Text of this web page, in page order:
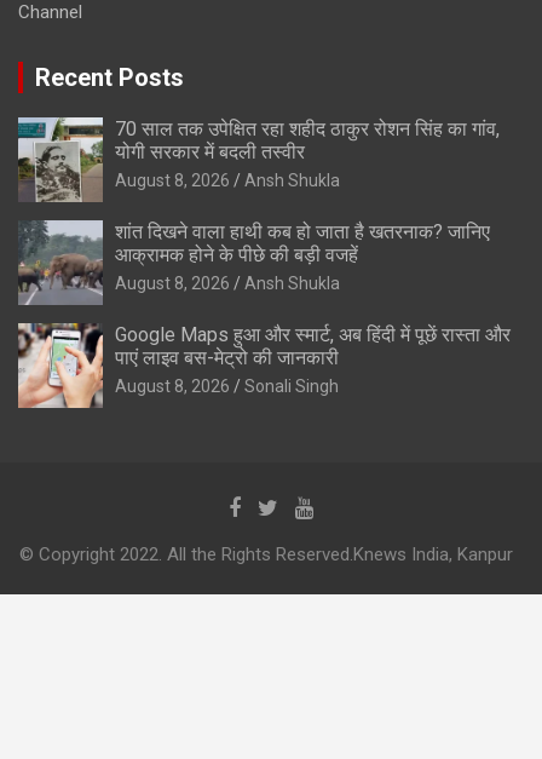
Channel
Recent Posts
70 साल तक उपेक्षित रहा शहीद ठाकुर रोशन सिंह का गांव,
योगी सरकार में बदली तस्वीर
August 8, 2026 Ansh Shukla
शांत दिखने वाला हाथी कब हो जाता है खतरनाक? जानिए
आक्रामक होने के पीछे की बड़ी वजहें
August 8, 2026 Ansh Shukla
Google Maps हुआ और स्मार्ट, अब हिंदी में पूछें रास्ता और
पाएं लाइव बस-मेट्रो की जानकारी
August 8, 2026 Sonali Singh
© Copyright 2022. All the Rights Reserved.Knews India, Kanpur